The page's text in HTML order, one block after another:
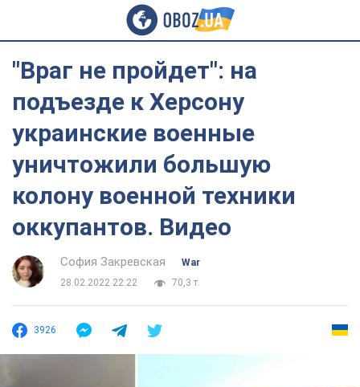
"Враг не пройдет": на
подъезде к Херсону
украинские военные
уничтожили большую
колону военной техники
оккупантов. Видео
София Закревская
War
28.02.2022 22:22
70,3 т.
3926